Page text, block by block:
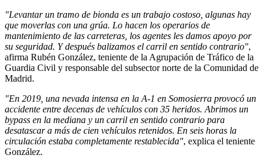
"Levantar un tramo de bionda es un trabajo costoso, algunas hay
que moverlas con una grúa. Lo hacen los operarios de
mantenimiento de las carreteras, los agentes les damos apoyo por
su seguridad. Y después balizamos el carril en sentido contrario",
afirma Rubén González, teniente de la Agrupación de Tráfico de la
Guardia Civil y responsable del subsector norte de la Comunidad de
Madrid.
"En 2019, una nevada intensa en la A-1 en Somosierra provocó un
accidente entre decenas de vehículos con 35 heridos. Abrimos un
bypass en la mediana y un carril en sentido contrario para
desatascar a más de cien vehículos retenidos. En seis horas la
circulación estaba completamente restablecida", explica el teniente
González.